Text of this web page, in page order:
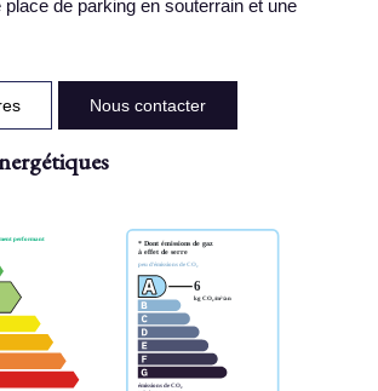
de parking en souterrain et une
Nous contacter